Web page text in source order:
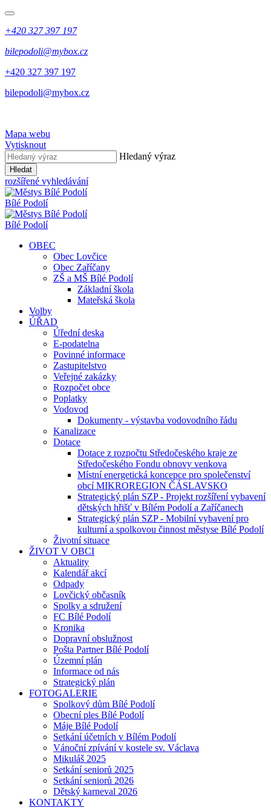
+420 327 397 197
bilepodoli@mybox.cz
+420 327 397 197
bilepodoli@mybox.cz
Mapa webu
Vytisknout
Hledaný výraz
Hledat
rozšířené vyhledávání
Bílé Podolí
Bílé Podolí
OBEC
Obec Lovčice
Obec Zaříčany
ZŠ a MŠ Bílé Podolí
Základní škola
Mateřská škola
Volby
ÚŘAD
Úřední deska
E-podatelna
Povinné informace
Zastupitelstvo
Veřejné zakázky
Rozpočet obce
Poplatky
Vodovod
Dokumenty - výstavba vodovodního řádu
Kanalizace
Dotace
Dotace z rozpočtu Středočeského kraje ze
Středočeského Fondu obnovy venkova
Místní energetická koncepce pro společenství
obcí MIKROREGION ČÁSLAVSKO
Strategický plán SZP - Projekt rozšíření vybavení
dětských hřišť v Bílém Podolí a Zaříčanech
Strategický plán SZP - Mobilní vybavení pro
kulturní a spolkovou činnost městyse Bílé Podolí
Životní situace
ŽIVOT V OBCI
Aktuality
Kalendář akcí
Odpady
Lovčický občasník
Spolky a sdružení
FC Bílé Podolí
Kronika
Dopravní obslužnost
Pošta Partner Bílé Podolí
Územní plán
Informace od nás
Strategický plán
FOTOGALERIE
Spolkový dům Bílé Podolí
Obecní ples Bílé Podolí
Máje Bílé Podolí
Setkání účetních v Bílém Podolí
Vánoční zpívání v kostele sv. Václava
Mikuláš 2025
Setkání seniorů 2025
Setkání seniorů 2026
Dětský karneval 2026
KONTAKTY